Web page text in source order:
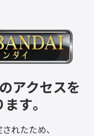
アクセスを
す。
れたため、